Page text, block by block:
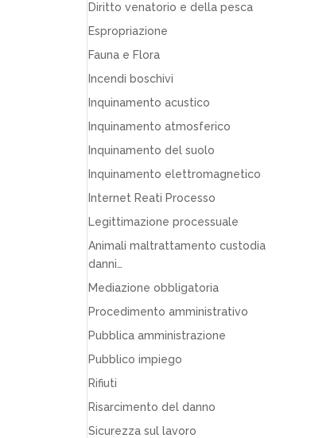
Diritto venatorio e della pesca
Espropriazione
Fauna e Flora
Incendi boschivi
Inquinamento acustico
Inquinamento atmosferico
Inquinamento del suolo
Inquinamento elettromagnetico
Internet Reati Processo
Legittimazione processuale
Animali maltrattamento custodia
danni…
Mediazione obbligatoria
Procedimento amministrativo
Pubblica amministrazione
Pubblico impiego
Rifiuti
Risarcimento del danno
Sicurezza sul lavoro